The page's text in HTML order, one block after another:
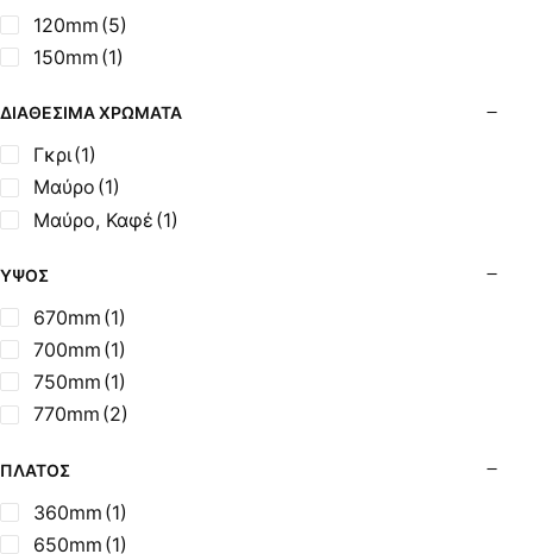
Σόμπες Πετρελαίου (Alfatherm)
Σόμπες Πετρελαίου (Asikis Super Alfa)
Σόμπες Πετρελαίου (Assos)
Σόμπες Πετρελαίου (ThermoSteel)
Σόμπες Πετρελαίου (ΟΒΕΛ)
Σόμπες Πετρελαίου Αερόθερμες (Agorastos)
Σόμπες Πετρελαίου Αερόθερμες Ρ (Thermiki)
Σούβλες - Εργαλεία Ψησίματος BBQ
Σχάρες Ψησίματος
Σωλήνες (Μπουριά), Εξαρτήματα Σόμπας
Τζάκια - Εστίες
Τζακόσομπες
120mm (5)
150mm (1)
ΔΙΑΘΈΣΙΜΑ ΧΡΏΜΑΤΑ
Γκρι(1)
Μαύρο (1)
Μαύρο, Καφέ (1)
ΎΨΟΣ
670mm (1)
700mm (1)
750mm (1)
770mm (2)
ΠΛΆΤΟΣ
360mm (1)
650mm (1)